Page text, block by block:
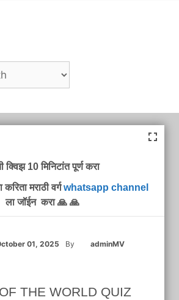
क्विझ 10 मिनिटांत पूर्ण करा
मराठी वर्गwhatsapp channel
ला जॉईन करा 🙏 🙏
01, 2025 By adminMV
THE WORLD QUIZ